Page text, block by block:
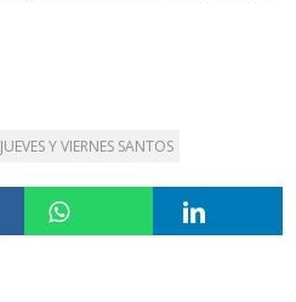
JUEVES Y VIERNES SANTOS